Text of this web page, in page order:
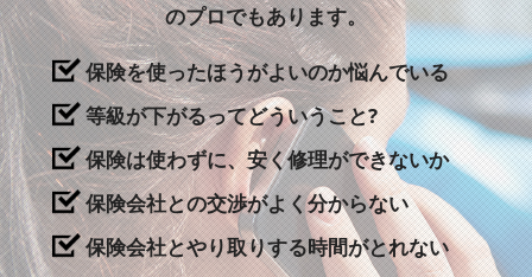
のプロでもあります。
保険を使ったほうがよいのか悩んでいる
等級が下がるってどういうこと?
保険は使わずに、安く修理ができないか
保険会社との交渉がよく分からない
保険会社とやり取りする時間がとれない